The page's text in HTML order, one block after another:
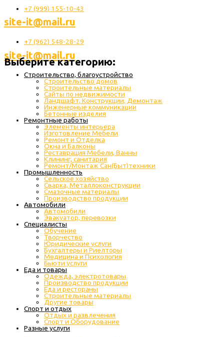
+7 (999) 155-10-43
site-it@mail.ru
+7 (962) 548-28-29
site-it@mail.ru
Выберите категорию:
Строительство, благоустройство
Строительство домов
Строительные материалы
Сайты по недвижимости
Ландшафт, Конструкции, Демонтаж
Инженерные коммуникации
Бетонные изделия
Ремонтные работы
Элементы интерьера
Изготовление Мебели
Ремонт и Отделка
Окна и Балконы
Реставрация Мебели, Ванны
Клининг, санитария
Ремонт/Монтаж Сан(Быт)техники
Промышленность
Cельское хозяйство
Сварка, Металлоконструкции
Cмазочные материалы
Производство продукции
Автомобили
Автомобили
Эвакуатор, перевозки
Специалисты
Обучение
Творчество
Юридические услуги
Бухгалтеры и Риелторы
Медицина и Психология
Бьюти услуги
Еда и товары
Одежда, электротовары
Производство продукции
Еда и рестораны
Строительные материалы
Другие товары
Спорт и отдых
Отдых и развлечения
Спорт и Оборудование
Разные услуги